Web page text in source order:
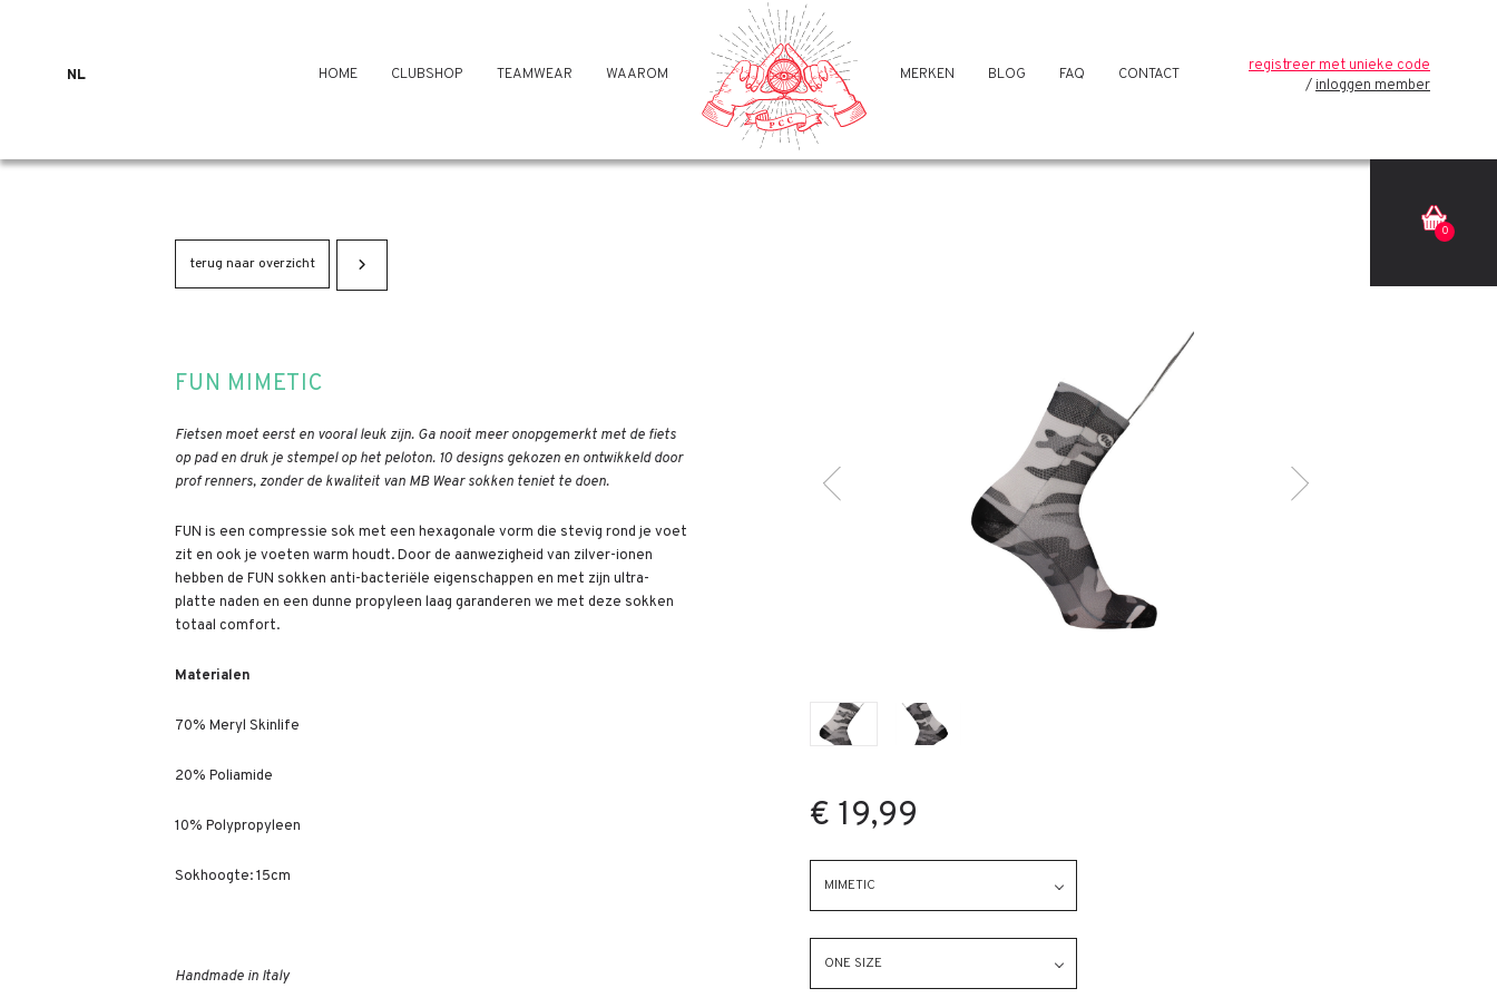
NL HOME CLUBSHOP TEAMWEAR WAAROM MERKEN BLOG FAQ CONTACT
registreer met unieke code
inloggen member
0
terug naar overzicht
Terug Volgende
€ 19,99
MIMETIC
ONE SIZE
FUN MIMETIC
Fietsen moet eerst en vooral leuk zijn. Ga nooit meer onopgemerkt met de fiets
op pad en druk je stempel op het peloton. 10 designs gekozen en ontwikkeld door
prof renners, zonder de kwaliteit van MB Wear sokken teniet te doen.
FUN is een compressie sok met een hexagonale vorm die stevig rond je voet
zit en ook je voeten warm houdt. Door de aanwezigheid van zilver-ionen
hebben de FUN sokken anti-bacteriële eigenschappen en met zijn ultra-
platte naden en een dunne propyleen laag garanderen we met deze sokken
totaal comfort.
Materialen
70% Meryl Skinlife
20% Poliamide
10% Polypropyleen
Sokhoogte: 15cm
Handmade in Italy